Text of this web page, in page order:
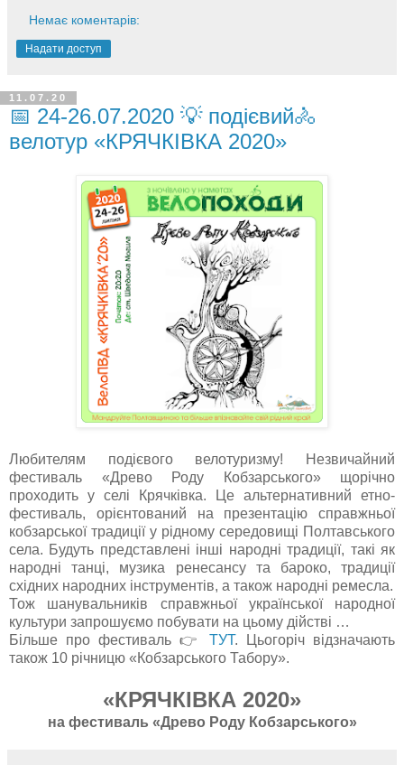
Немає коментарів:
Надати доступ
11.07.20
📅 24-26.07.2020 💡 подієвий🚴
велотур «КРЯЧКІВКА 2020»
Любителям подієвого велотуризму! Незвичайний
фестиваль «Древо Роду Кобзарського» щорічно
проходить у селі Крячківка. Це альтернативний етно-
фестиваль, орієнтований на презентацію справжньої
кобзарської традиції у рідному середовищі Полтавського
села. Будуть представлені інші народні традиції, такі як
народні танці, музика ренесансу та бароко, традиції
східних народних інструментів, а також народні ремесла.
Тож шанувальників справжньої української народної
культури запрошуємо побувати на цьому дійстві …
Більше про фестиваль 👉 ТУТ. Цьогоріч відзначають
також 10 річницю «Кобзарського Табору».
«КРЯЧКІВКА 2020»
на фестиваль «Древо Роду Кобзарського»